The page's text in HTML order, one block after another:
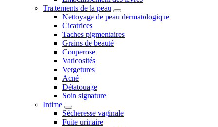
Traitements de la peau
Nettoyage de peau dermatologique
Cicatrices
Taches pigmentaires
Grains de beauté
Couperose
Varicosités
Vergetures
Acné
Détatouage
Soin signature
Intime
Sécheresse vaginale
Fuite urinaire